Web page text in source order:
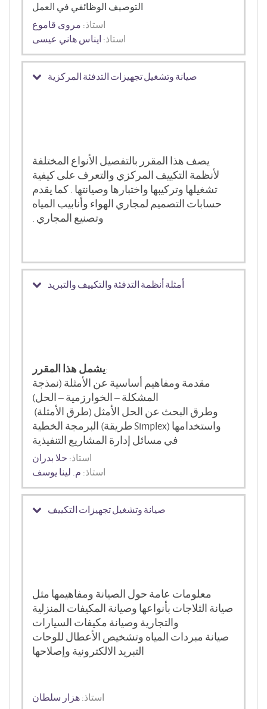
التوصيف الوظائفي في العمل
استاذ: مروى قاموع
استاذ: ايناس هاني عيسى
صيانة وتشغيل تجهيزات التدفئة المركزية
يصف هذا المقرر بالتفصيل الأنواع المختلفة
لأنظمة التكييف المركزي والتعرف على كيفية
تشغيلها وتركيبها واختبارها وصيانتها . كما يقدم
حسابات التصميم لمجاري الهواء وأنابيب المياه
وتصنيع المجاري .
أمثلة أنظمة التدفئة والتكييف والتبريد
يشمل هذا المقرر:
مقدمة ومفاهيم أساسية عن الأمثلة (نمذجة
المشكلة – الخوارزمية – الحل)
البرمجة الخطية (طريقة Simplex) واستخدامها
في مسائل إدارة المشاريع التنفيذية
استاذ: حلا بدران
استاذ: م. لينا يوسف
صيانة وتشغيل تجهيزات التكييف
معلومات عامة حول الصيانة ومفاهيمها مثل
صيانة الثلاجات بأنواعها وصيانة المكيفات المنزلية
والتجارية وصيانة مكيفات السيارات
صيانة مبردات المياه وتشخيص الأعطال للوحات
التبريد الالكترونية وإصلاحها
استاذ: هزار سلطان